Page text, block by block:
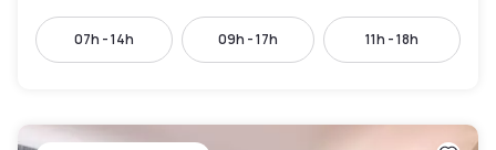
07h - 14h 09h - 17h 11h - 18h